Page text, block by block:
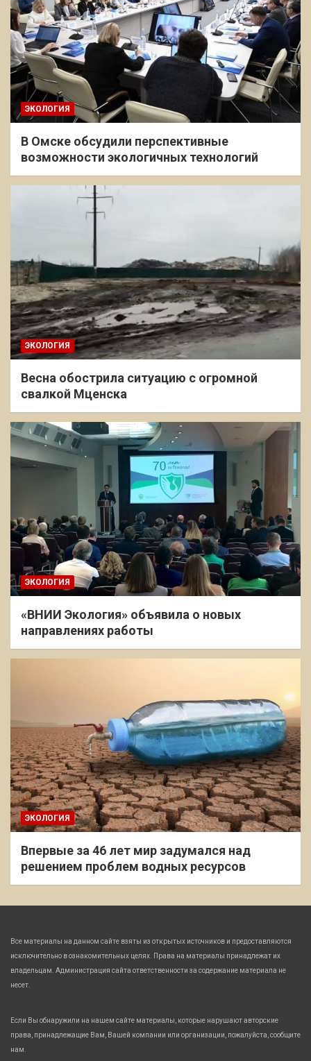
ЭКОЛОГИЯ
В Омске обсудили перспективные
возможности экологичных технологий
ЭКОЛОГИЯ
Весна обострила ситуацию с огромной
свалкой Мценска
ЭКОЛОГИЯ
«ВНИИ Экология» объявила о новых
направлениях работы
ЭКОЛОГИЯ
Впервые за 46 лет мир задумался над
решением проблем водных ресурсов
Все материалы на данном сайте взяты из открытых источников и предоставляются
исключительно в ознакомительных целях. Права на материалы принадлежат их
владельцам. Администрация сайта ответственности за содержание материала не
несет.
Если Вы обнаружили на нашем сайте материалы, которые нарушают авторские
права, принадлежащие Вам, Вашей компании или организации, пожалуйста, сообщите
нам.